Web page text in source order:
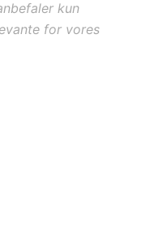
kun
for vores